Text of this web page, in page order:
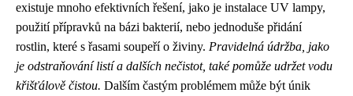
existuje mnoho efektivních řešení, jako je instalace UV lampy,
použití přípravků na bázi bakterií, nebo jednoduše přidání
rostlin, které s řasami soupeří o živiny. Pravidelná údržba, jako
je odstraňování listí a dalších nečistot, také pomůže udržet vodu
křišťálově čistou. Dalším častým problémem může být únik